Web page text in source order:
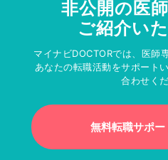
非公開の医
ご紹介い
マイナビDOCTORでは、医師
あなたの転職活動をサポート
合わせくだ
無料転職サポ